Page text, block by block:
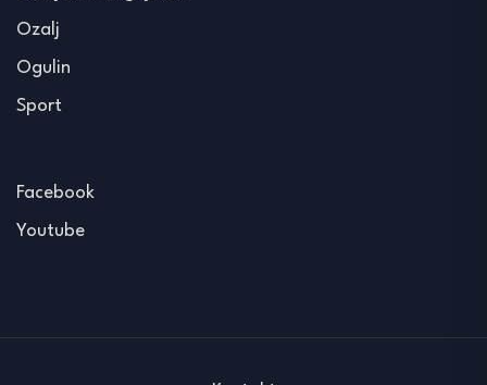
Ozalj
Ogulin
Sport
Facebook
Youtube